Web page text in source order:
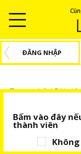
ĐĂNG NHẬP
Trang chủ/Bài viết
công cụ hỗ trợ
MUA SẮM
Dokodemo
Bấm vào đây
thành viên